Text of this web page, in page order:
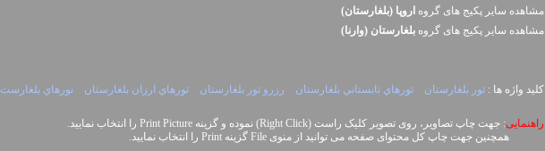
مشاهده سایر پکيج های گروه اروپا (بلغارستان)
مشاهده سایر پکيج های گروه بلغارستان (وارنا)
کلید واژه ها : تور بلغارستان تورهاي تابستاني بلغارستان رزرو تور بلغارستان تورهاي ارزان بلغارستان تورهاي بلغارست
راهنمایی: جهت چاپ تصاویر، روی تصویر کلیک راست (Right Click) نموده و گزینه Print Picture را انتخاب نمایید.
همچنین جهت چاپ کل محتوای صفحه می توانید از منوی File گزینه Print را انتخاب نمایید.